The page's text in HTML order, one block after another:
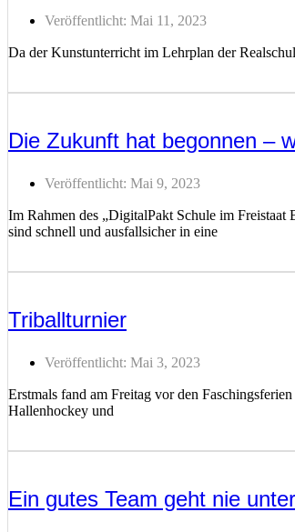
Veröffentlicht: Mai 11, 2023
Da der Kunstunterricht im Lehrplan der
Die Zukunft hat begonnen –
Veröffentlicht: Mai 9, 2023
Im Rahmen des „DigitalPakt Schule im Freistaat
sind schnell und ausfallsicher in eine
Triballturnier
Veröffentlicht: Mai 3, 2023
Erstmals fand am Freitag vor den
Hallenhockey und
Ein gutes Team geht nie unter